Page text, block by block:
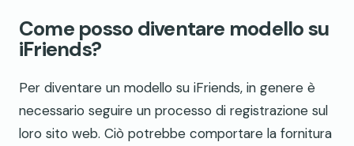
Come posso diventare modello su
iFriends?
Per diventare un modello su iFriends, in genere è
necessario seguire un processo di registrazione sul
loro sito web. Ciò potrebbe comportare la fornitura